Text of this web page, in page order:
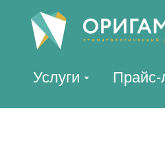
Прайс-лист
Услуги